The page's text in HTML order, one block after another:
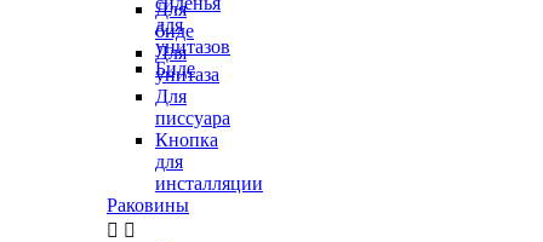
для
унитазов
Биде
Для
биде
Для
унитаза
Для
писсуара
Кнопка
для
инсталляции
Раковины
 